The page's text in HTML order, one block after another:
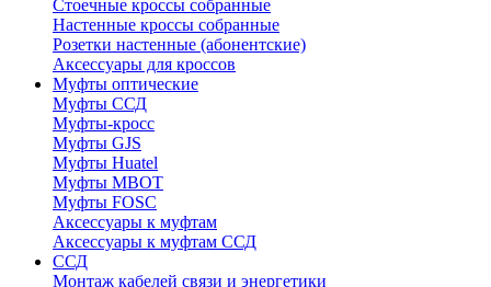
Стоечные кроссы собранные
Настенные кроссы собранные
Розетки настенные (абонентские)
Аксессуары для кроссов
Муфты оптические
Муфты ССД
Муфты-кросс
Муфты GJS
Муфты Huatel
Муфты МВОТ
Муфты FOSC
Аксессуары к муфтам
Аксессуары к муфтам ССД
ССД
Монтаж кабелей связи и энергетики